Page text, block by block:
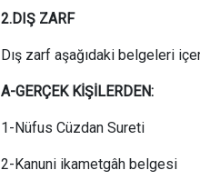
2.DIŞ ZARF
Dış zarf aşağıdaki belgeleri
A-GERÇEK KİŞİLERDEN:
1-Nüfus Cüzdan Sureti
2-Kanuni ikametgâh belgesi